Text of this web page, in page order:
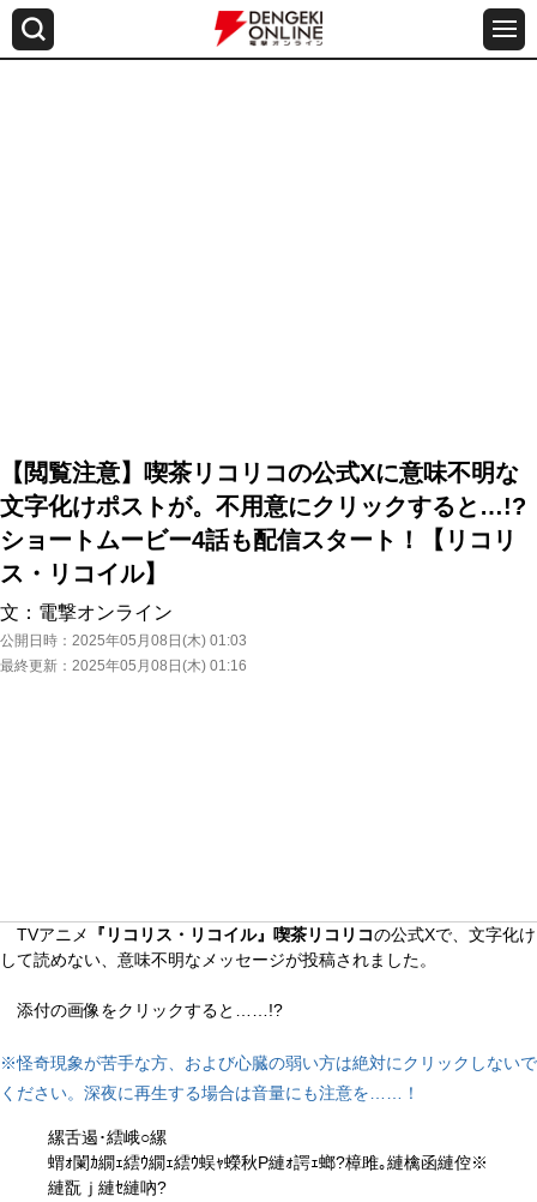
【閲覧注意】喫茶リコリコの公式Xに意味不明な
文字化けポストが。不用意にクリックすると…!?
ショートムービー4話も配信スタート！【リコリ
ス・リコイル】
文： 電撃オンライン
公開日時： 2025年05月08日(木) 01:03
最終更新： 2025年05月08日(木) 01:16
TVアニメ 『リコリス・リコイル』喫茶リコリコの公式Xで、文字化け
して読めない、意味不明なメッセージが投稿されました。
添付の画像をクリックすると……!?
※怪奇現象が苦手な方、および心臓の弱い方は絶対にクリックしないで
ください。深夜に再生する場合は音量にも注意を……！
縲舌遏･繧峨○縲
蝟ｫ闌ｶ繝ｪ繧ｳ繝ｪ繧ｳ蜈ｬ蠑秋P縺ｫ諤ｪ螂?樟雎｡縺檎函縺倥※
縺翫ｊ縺ｾ縺吶?